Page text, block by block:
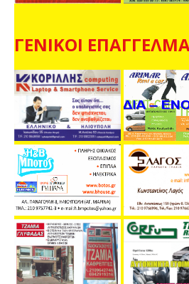
ΓΕΝΙΚΟΙ